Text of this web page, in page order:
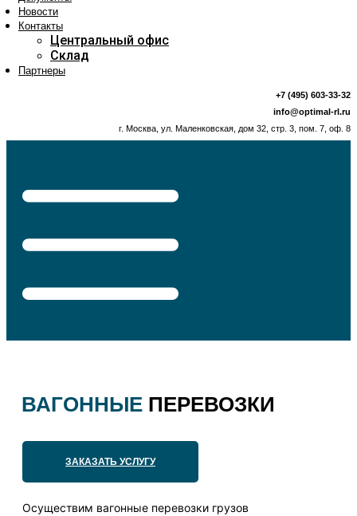
Новости
Контакты
Центральный офис
Склад
Партнеры
+7 (495) 603-33-32
info@optimal-rl.ru
г. Москва, ул. Маленковская, дом 32, стр. 3, пом. 7, оф. 8
ВАГОННЫЕ ПЕРЕВОЗКИ
ЗАКАЗАТЬ УСЛУГУ
Осуществим вагонные перевозки грузов